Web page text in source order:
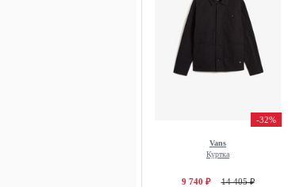
-32%
Vans
Куртка
9 740 ₽ 14 405 ₽